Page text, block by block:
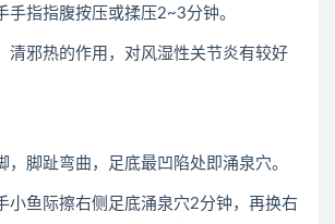
手指指腹按压或揉压2~3分钟。
清邪热的作用，对风湿性关节炎有较好
，脚趾弯曲，足底最凹陷处即涌泉穴。
小鱼际擦右侧足底涌泉穴2分钟，再换右